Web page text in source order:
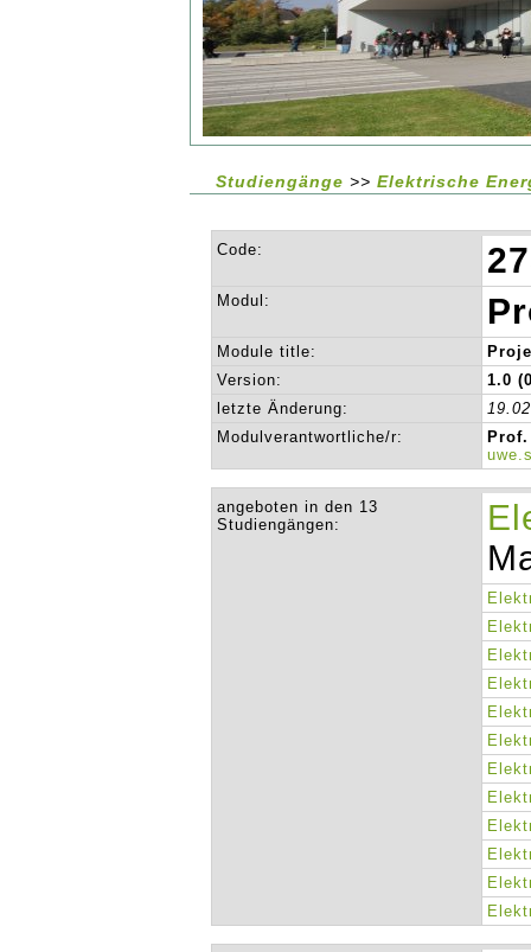
Studiengänge >>Elektrische
Code:
Modul:
Module title:
Version:
1.0
letzte Änderung:
Modulverantwortliche/r:
angeboten in den 13
Studiengängen: